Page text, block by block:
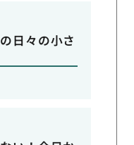
日々の小さ